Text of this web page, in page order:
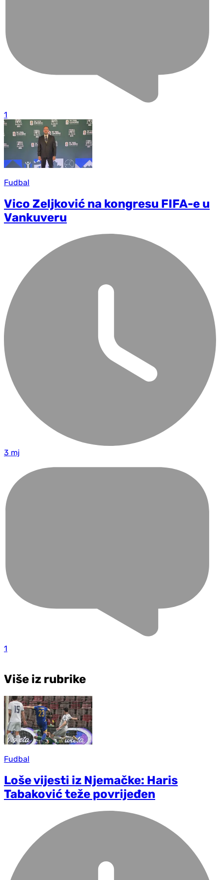
1
Fudbal
Vico Zeljković na kongresu FIFA-e u
Vankuveru
3 mj
1
Više iz rubrike
Fudbal
Loše vijesti iz Njemačke: Haris
Tabaković teže povrijeđen